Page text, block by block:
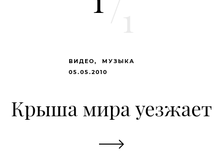
ВИДЕО
МУЗЫКА
05.05.2010
Крыша мира уезжает